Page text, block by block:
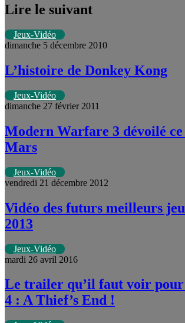
Lire le suivant
Jeux-Vidéo
dimanche 5 décembre 2010
L’histoire de Donkey Kong
Jeux-Vidéo
dimanche 27 février 2011
Modern Warfare 3 dévoilé
Mars
Jeux-Vidéo
vendredi 21 décembre 2012
Vidéo des futurs meilleurs
2013
Jeux-Vidéo
mardi 26 avril 2016
Le trailer qu’il faut voir
4 : A Thief’s End !